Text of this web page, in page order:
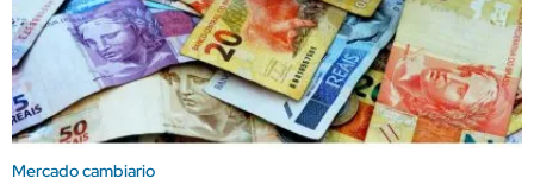
Mercado cambiario